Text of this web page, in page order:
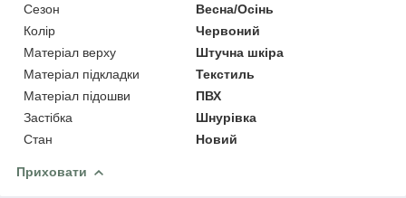
Сезон
Весна/Осінь
Колір
Червоний
Матеріал верху
Штучна шкіра
Матеріал підкладки
Текстиль
Матеріал підошви
ПВХ
Застібка
Шнурівка
Стан
Новий
Приховати